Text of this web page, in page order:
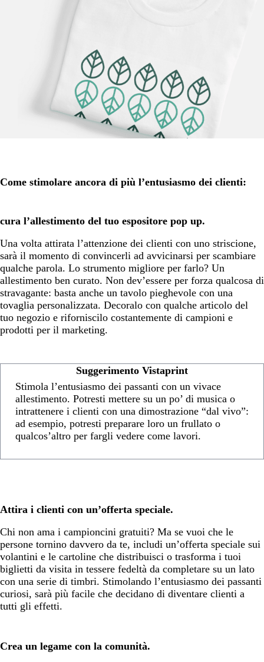
Come stimolare ancora di più l’entusiasmo dei clienti:
cura l’allestimento del tuo espositore pop up.
Una volta attirata l’attenzione dei clienti con uno striscione,
sarà il momento di convincerli ad avvicinarsi per scambiare
qualche parola. Lo strumento migliore per farlo? Un
allestimento ben curato. Non dev’essere per forza qualcosa di
stravagante: basta anche un tavolo pieghevole con una
tovaglia personalizzata. Decoralo con qualche articolo del
tuo negozio e riforniscilo costantemente di campioni e
prodotti per il marketing.
Suggerimento Vistaprint
Stimola l’entusiasmo dei passanti con un vivace
allestimento. Potresti mettere su un po’ di musica o
intrattenere i clienti con una dimostrazione “dal vivo”:
ad esempio, potresti preparare loro un frullato o
qualcos’altro per fargli vedere come lavori.
Attira i clienti con un’offerta speciale.
Chi non ama i campioncini gratuiti? Ma se vuoi che le
persone tornino davvero da te, includi un’offerta speciale sui
volantini e le cartoline che distribuisci o trasforma i tuoi
biglietti da visita in tessere fedeltà da completare su un lato
con una serie di timbri. Stimolando l’entusiasmo dei passanti
curiosi, sarà più facile che decidano di diventare clienti a
tutti gli effetti.
Crea un legame con la comunità.